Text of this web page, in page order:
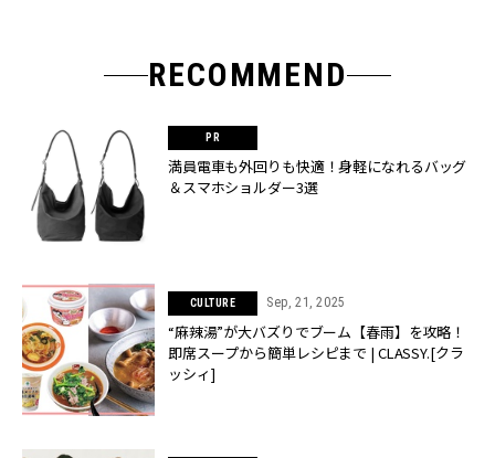
RECOMMEND
満員電車も外回りも快適！身軽になれるバッグ
＆スマホショルダー3選
CULTURE Sep, 21, 2025
“麻辣湯”が大バズりでブーム【春雨】を攻略！
即席スープから簡単レシピまで | CLASSY.[クラ
ッシィ]